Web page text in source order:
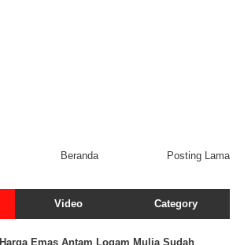
Posting Lama
Beranda
Video Category
Harga Emas Antam Logam Mulia Sudah